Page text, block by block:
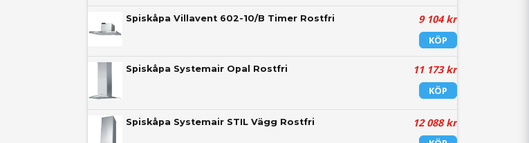
Spiskåpa Villavent 602-10/B Timer Rostfri 9 104 kr
KÖP
Spiskåpa Systemair Opal Rostfri 11 173 kr
KÖP
Spiskåpa Systemair STIL Vägg Rostfri 12 088 kr